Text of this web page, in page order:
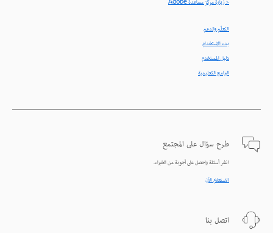
< زيارة مركز مساعدة Adobe
التعلّم والدعم
بدء الاستخدام
دليل المستخدم
البرامج التعليمية
طرح سؤال على المجتمع
انشر أسئلة واحصل على أجوبة من الخبراء.
الاستعلام الآن
اتصل بنا